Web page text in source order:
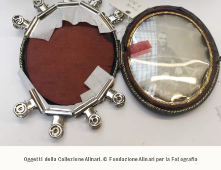
Oggetti della Collezione Alinari. © Fondazione Alinari per la Fotografia